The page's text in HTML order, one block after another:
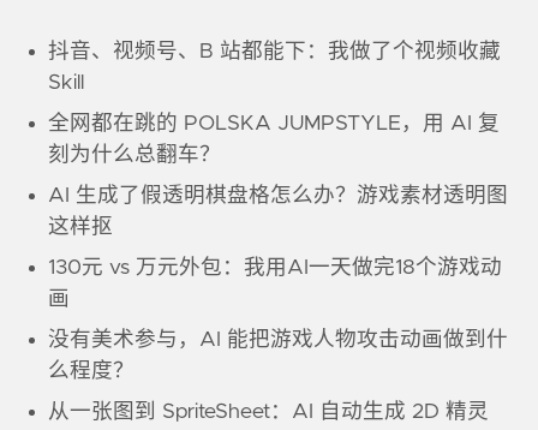
抖音、视频号、B 站都能下：我做了个视频收藏
Skill
全网都在跳的 POLSKA JUMPSTYLE，用 AI 复
刻为什么总翻车？
AI 生成了假透明棋盘格怎么办？游戏素材透明图
这样抠
130元 vs 万元外包：我用AI一天做完18个游戏动
画
没有美术参与，AI 能把游戏人物攻击动画做到什
么程度？
从一张图到 SpriteSheet：AI 自动生成 2D 精灵